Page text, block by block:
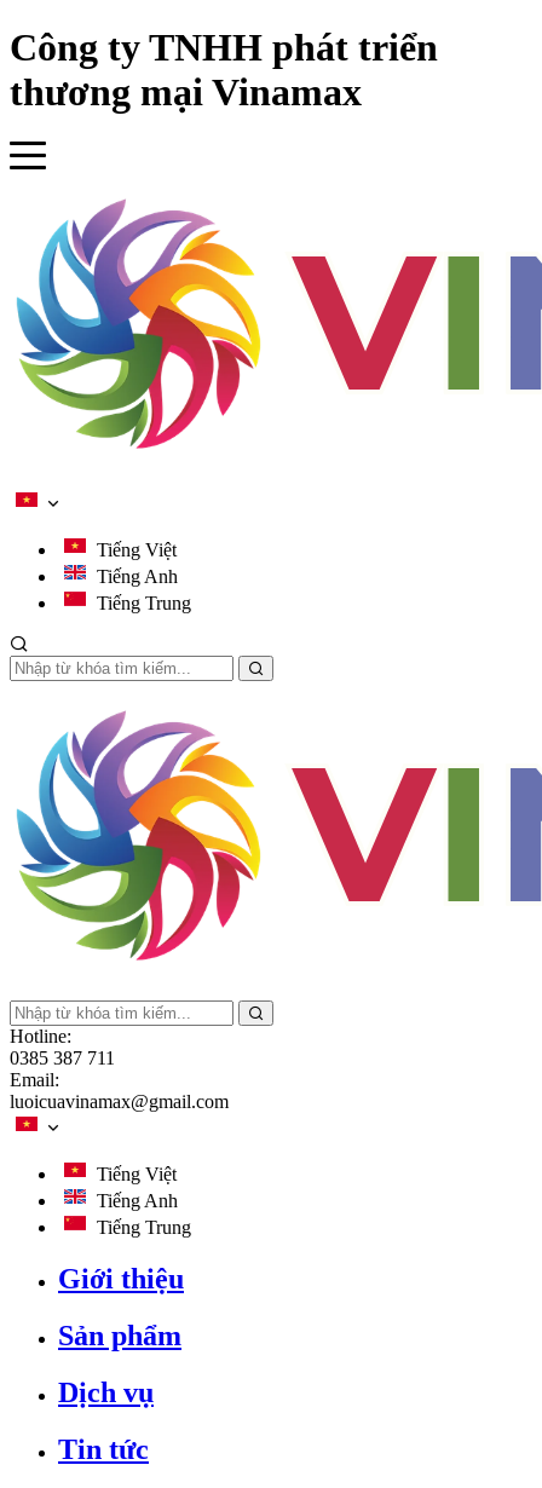
menu
Công ty TNHH phát triển
thương mại Vinamax
Tiếng Việt
Tiếng Anh
Tiếng Trung
Hotline:
0385 387 711
Email:
luoicuavinamax@gmail.com
Tiếng Việt
Tiếng Anh
Tiếng Trung
Giới thiệu
Sản phẩm
Dịch vụ
Tin tức